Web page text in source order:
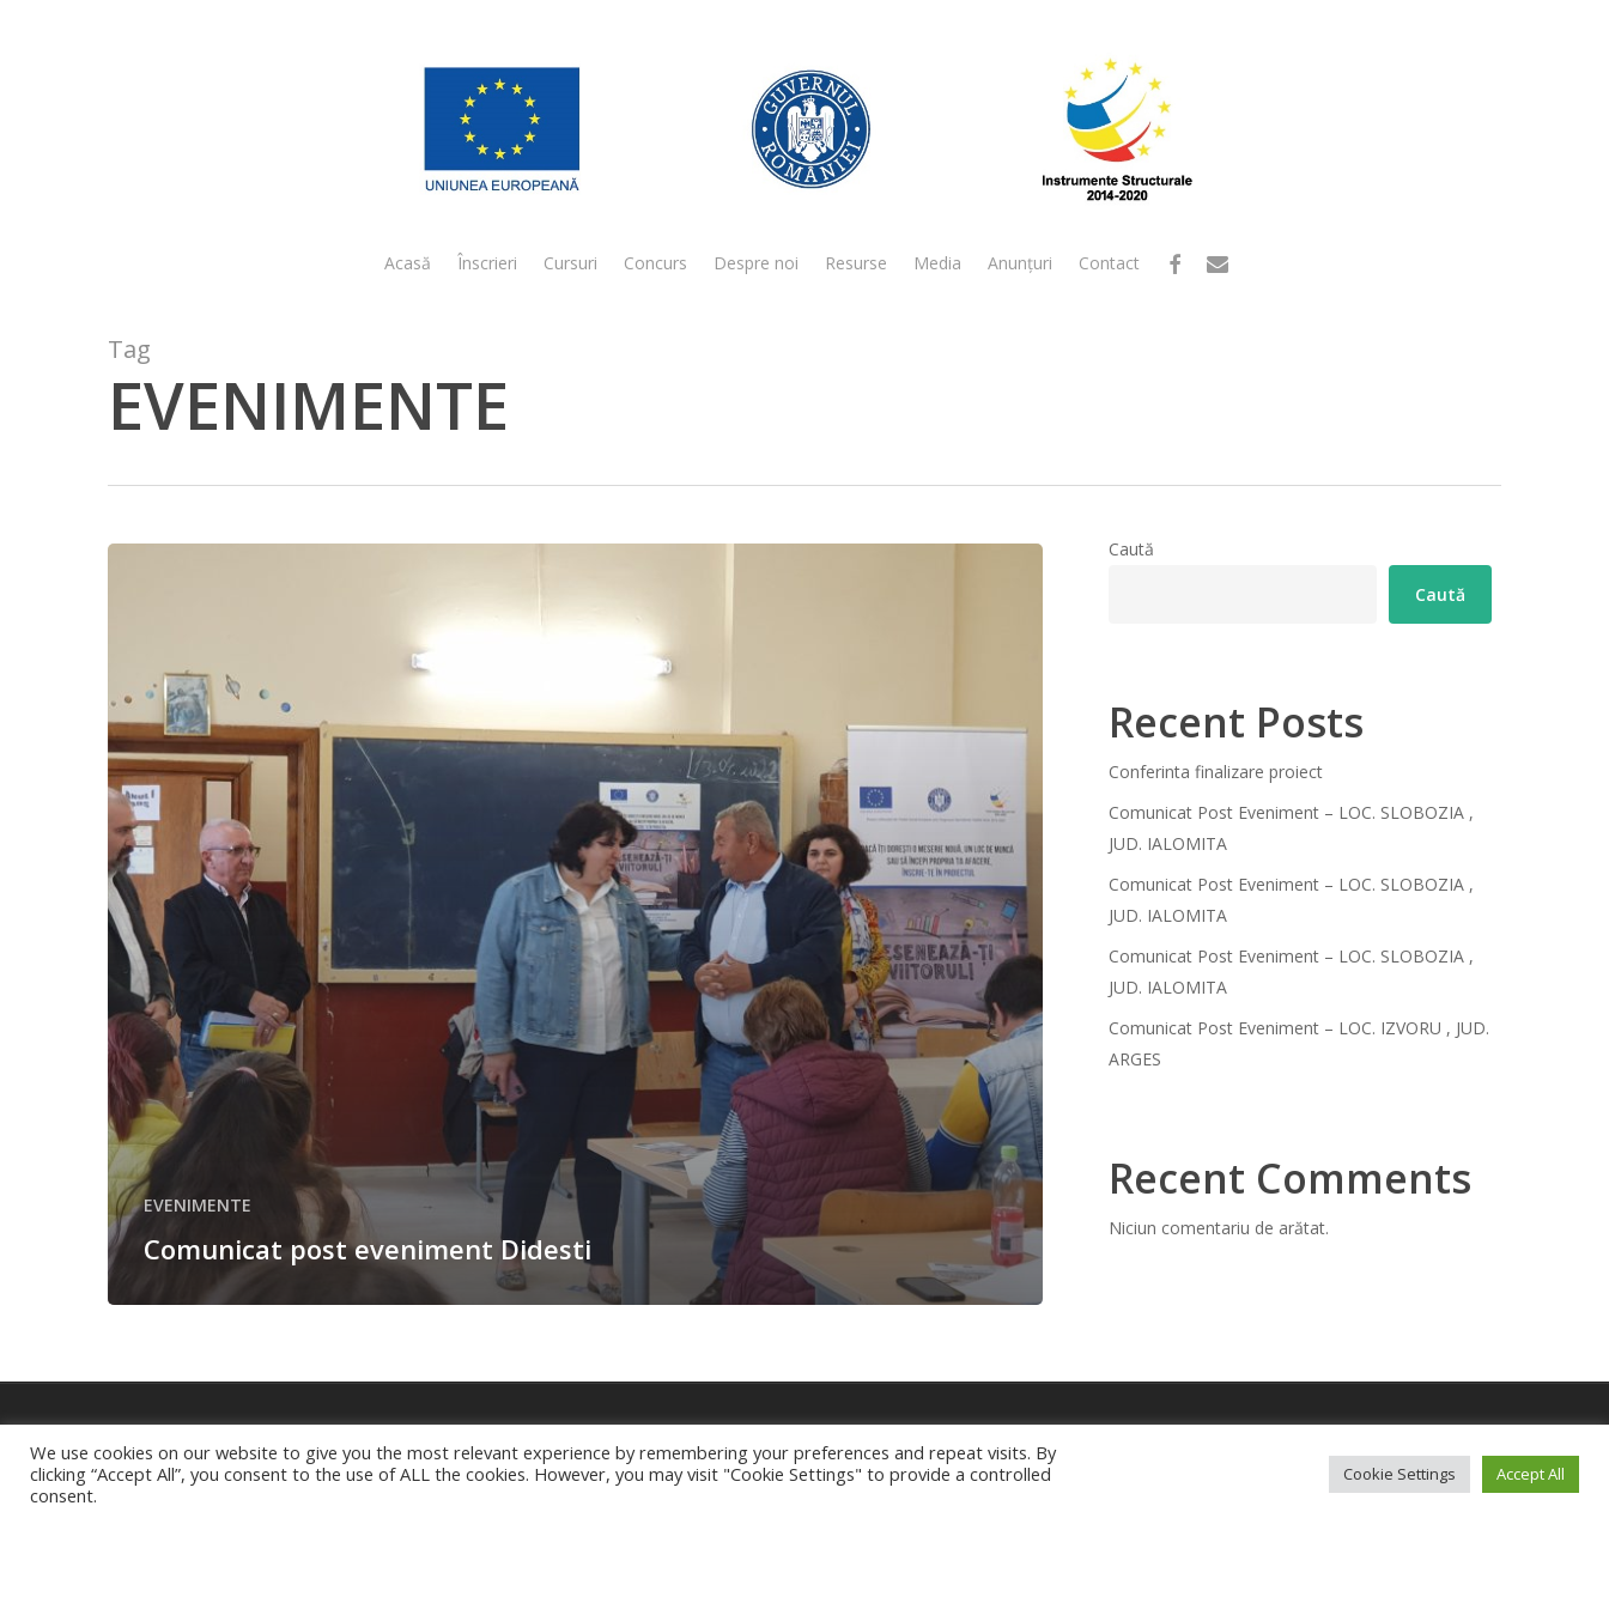
Acasă Înscrieri Cursuri Concurs Despre noi Resurse Media Anunțuri Contact facebook
email
Tag
EVENIMENTE
EVENIMENTE
Comunicat post eveniment Didesti
Caută
Caută
Recent Posts
Conferinta finalizare proiect
Comunicat Post Eveniment – LOC. SLOBOZIA ,
JUD. IALOMITA
Comunicat Post Eveniment – LOC. SLOBOZIA ,
JUD. IALOMITA
Comunicat Post Eveniment – LOC. SLOBOZIA ,
JUD. IALOMITA
Comunicat Post Eveniment – LOC. IZVORU , JUD.
ARGES
Recent Comments
Niciun comentariu de arătat.
Continutul acestui material nu reprezinta in mod obligatoriu pozitia oficiala a Uniunii Europene sau a Guvernului Romaniei.
Pentru informatii detaliate despre celelate programe cofinantate de Uniunea Europeana, va invitam sa vizitati
We use cookies on our website to give you the most relevant experience by remembering your preferences and repeat visits. By
clicking “Accept All”, you consent to the use of ALL the cookies. However, you may visit "Cookie Settings" to provide a controlled
consent.
Cookie Settings Accept All